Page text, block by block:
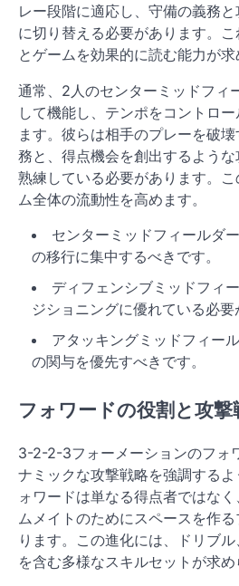
レー段階に適応し、守備の義務
に切り替える必要があります。
とゲームを効果的に読む能力が求
通常、2人のセンターミッドフィ
して機能し、テンポをコントロ
ます。彼らは相手のプレーを破
務と、得点機会を創出するよう
熟練している必要があります。
ム全体の流動性を高めます。
センターミッドフィールダ
の移行に集中するべきです。
ディフェンシブミッドフィ
ジショニングに優れている必要
アタッキングミッドフィー
の関与を優先すべきです。
フォワードの役割と攻撃
3-2-2-3フォーメーションのフォ
ナミックな攻撃戦略を強調する
ォワードは単なる得点者ではな
ムメイトのためにスペースを作
ります。この進化には、ドリブ
を含む多様なスキルセットが求め